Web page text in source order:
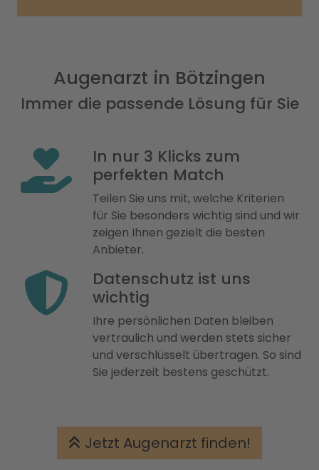
Augenarzt in Bötzingen
Immer die passende Lösung für Sie
In nur 3 Klicks zum
perfekten Match
Teilen Sie uns mit, welche Kriterien
für Sie besonders wichtig sind und wir
zeigen Ihnen gezielt die besten
Anbieter.
Datenschutz ist uns
wichtig
Ihre persönlichen Daten bleiben
vertraulich und werden stets sicher
und verschlüsselt übertragen. So sind
Sie jederzeit bestens geschützt.
Jetzt Augenarzt finden!